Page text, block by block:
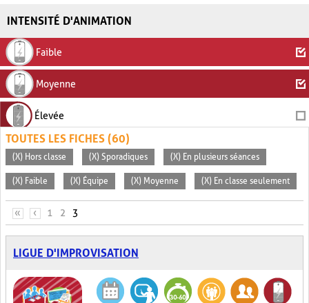
INTENSITÉ D'ANIMATION
Faible
Moyenne
Élevée
TOUTES LES FICHES (60)
(X) Hors classe (X) Sporadiques (X) En plusieurs séances
(X) Faible (X) Équipe (X) Moyenne (X) En classe seulement
PAGES
« ‹ 1 2 3
LIGUE D'IMPROVISATION